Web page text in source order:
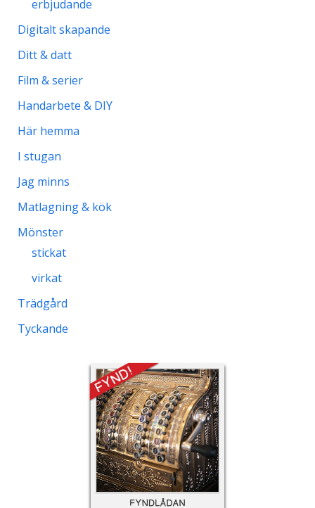
erbjudande
Digitalt skapande
Ditt & datt
Film & serier
Handarbete & DIY
Här hemma
I stugan
Jag minns
Matlagning & kök
Mönster
stickat
virkat
Trädgård
Tyckande